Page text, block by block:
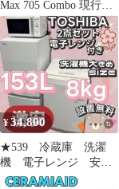
Max 705 Combo 現行モ
デル
¥34,800
★539 冷蔵庫 洗濯
機 電子レンジ 安
い 一人暮らし 設置